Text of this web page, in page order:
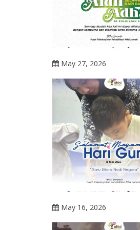
May 27, 2026
May 16, 2026